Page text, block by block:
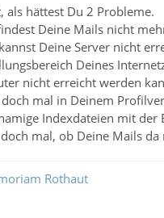
als hättest Du 2 Probleme.
Deine Mails nicht
Deine Server nicht
Deines
nicht erreicht werden
doch mal in Deinem
Indexdateien mit der
mal, ob Deine Mails
Rothaut